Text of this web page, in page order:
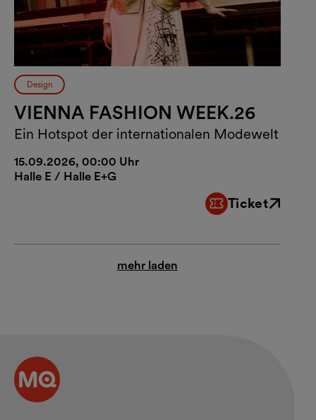
Design
VIENNA FASHION WEEK.26
Ein Hotspot der internationalen Modewelt
15.09.2026, 00:00 Uhr
Halle E / Halle E+G
Ticket
Externer Link
mehr laden